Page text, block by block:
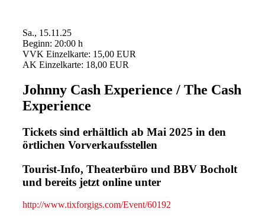
Sa., 15.11.25
Beginn: 20:00 h
VVK Einzelkarte: 15,00 EUR
AK Einzelkarte: 18,00 EUR
Johnny Cash Experience / The Cash
Experience
Tickets sind erhältlich ab Mai 2025 in den
örtlichen Vorverkaufsstellen
Tourist-Info, Theaterbüro und BBV Bocholt
und bereits jetzt online unter
http://www.tixforgigs.com/Event/60192